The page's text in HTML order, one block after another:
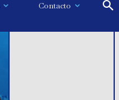
Contacto